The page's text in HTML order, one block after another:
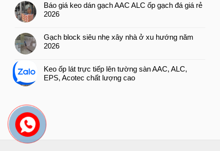
Báo giá keo dán gạch AAC ALC ốp gạch đá giá rẻ
2026
Gạch block siêu nhẹ xây nhà ở xu hướng năm
2026
Keo ốp lát trực tiếp lên tường sàn AAC, ALC,
EPS, Acotec chất lượng cao